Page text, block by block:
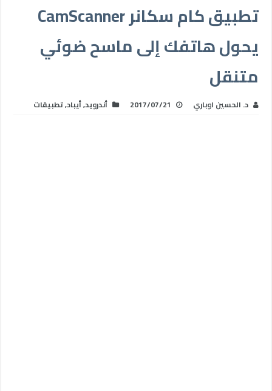
تطبيق كام سكانر CamScanner
يحول هاتفك إلى ماسح ضوئي
متنقل
د. الحسين اوباري 2017/07/21 أندرويد,أيباد,تطبيقات